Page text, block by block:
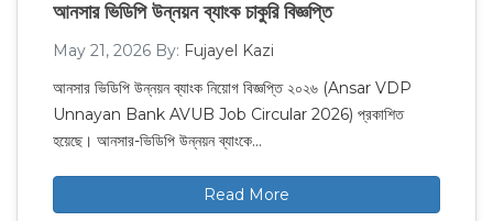
আনসার ভিডিপি উন্নয়ন ব্যাংক চাকুরি বিজ্ঞপ্তি
May 21, 2026 By: Fujayel Kazi
আনসার ভিডিপি উন্নয়ন ব্যাংক নিয়োগ বিজ্ঞপ্তি ২০২৬ (Ansar VDP
Unnayan Bank AVUB Job Circular 2026) প্রকাশিত
হয়েছে। আনসার-ভিডিপি উন্নয়ন ব্যাংকে…
Read More